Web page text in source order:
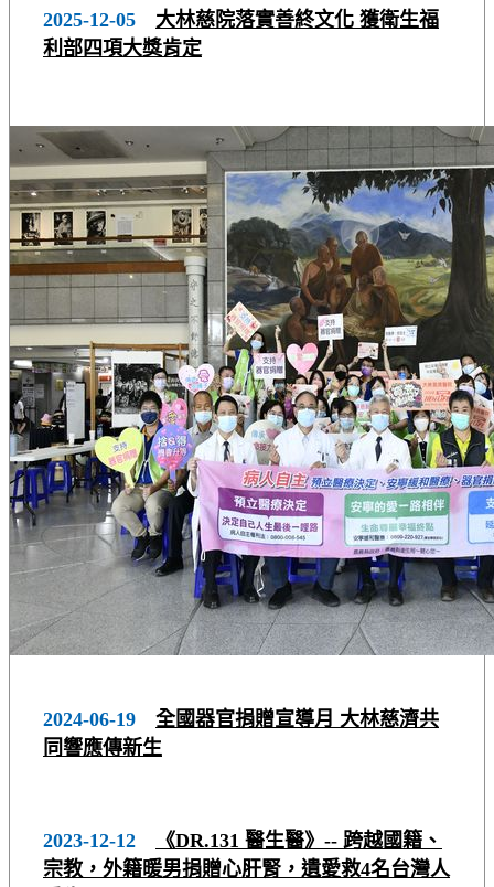
2025-12-05 大林慈院落實善終文化 獲衛生福
利部四項大獎肯定
2024-06-19 全國器官捐贈宣導月 大林慈濟共
同響應傳新生
2023-12-12
《DR.131 醫生醫》-- 跨越國籍、
宗教，外籍暖男捐贈心肝腎，遺愛救4名台灣人